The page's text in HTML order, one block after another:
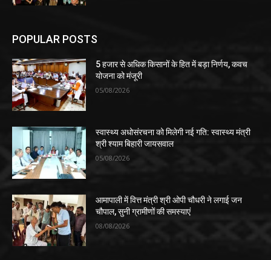
POPULAR POSTS
5 हजार से अधिक किसानों के हित में बड़ा निर्णय, कवच
योजना को मंजूरी
05/08/2026
स्वास्थ्य अधोसंरचना को मिलेगी नई गति: स्वास्थ्य मंत्री
श्री श्याम बिहारी जायसवाल
05/08/2026
आमापाली में वित्त मंत्री श्री ओपी चौधरी ने लगाई जन
चौपाल, सुनी ग्रामीणों की समस्याएं
08/08/2026